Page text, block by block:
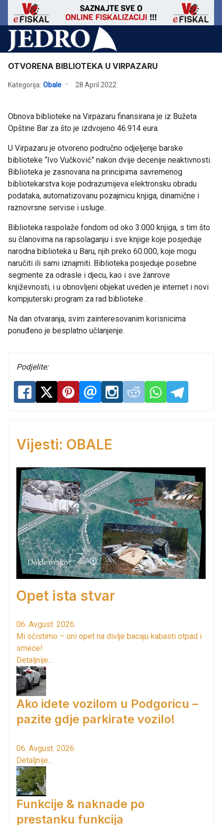
OTVORENA BIBLIOTEKA U VIRPAZARU
Kategorija: Obale 28 April 2022
Obnova biblioteke na Virpazaru finansirana je iz Bužeta
Opštine Bar za što je izdvojeno 46.914 eura.
U Virpazaru je otvoreno područno odjeljenje barske
biblioteke “Ivo Vučković” nakon dvije decenije neaktivnosti.
Biblioteka je zasnovana na principima savremenog
bibliotekarstva koje podrazumijeva elektronsku obradu
podataka, automatizovanu pozajmicu knjiga, dinamične i
raznovrsne servise i usluge.
Biblioteka raspolaže fondom od oko 3.000 knjiga, s tim što
su članovima na rapsolaganju i sve knjige koje posjeduje
narodna biblioteka u Baru, njih preko 60.000, koje mogu
naručiti ili sami iznajmiti. Biblioteka posjeduje posebne
segmente za odrasle i djecu, kao i sve žanrove
književnosti, i u obnovljeni objekat uveden je internet i novi
kompjuterski program za rad biblioteke .
Na dan otvaranja, svim zainteresovanim korisnicima
ponuđeno je besplatno učlanjenje.
Podjelite:
Vijesti: OBALE
Opet ista stvar
06. Avgust. 2026.
Mi očistimo – oni opet na divlje bacaju kabasti otpad i
smeće!
Detaljnije...
Ako idete vozilom u Podgoricu –
pazite gdje parkirate vozilo!
06. Avgust. 2026.
Detaljnije...
Funkcije & naknade po
prestanku funkcija